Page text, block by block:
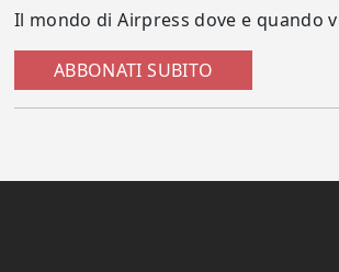
Il mondo di Airpress dove e quando
ABBONATI SUBITO